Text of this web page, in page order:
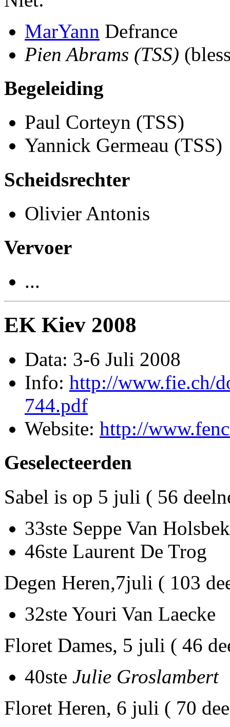
MarYann Defrance
Pien Abrams (TSS)
Begeleiding
Paul Corteyn (TSS)
Yannick Germeau (TSS)
Scheidsrechter
Olivier Antonis
Vervoer
...
EK Kiev 2008
Data: 3-6 Juli 2008
Info: http://www.fie.ch/
744.pdf
Website: http://
Geselecteerden
Sabel is op 5 juli ( 56
33ste Seppe Van
46ste Laurent De Trog
Degen Heren,7juli ( 103
32ste Youri Van Laecke
Floret Dames, 5 juli ( 46
40ste Julie Groslambert
Floret Heren, 6 juli ( 70